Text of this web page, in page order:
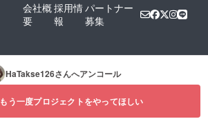
会社概
要
採用情
報
パートナー
募集
HaTakse126さんへアンコール
もう一度プロジェクトをやってほしい